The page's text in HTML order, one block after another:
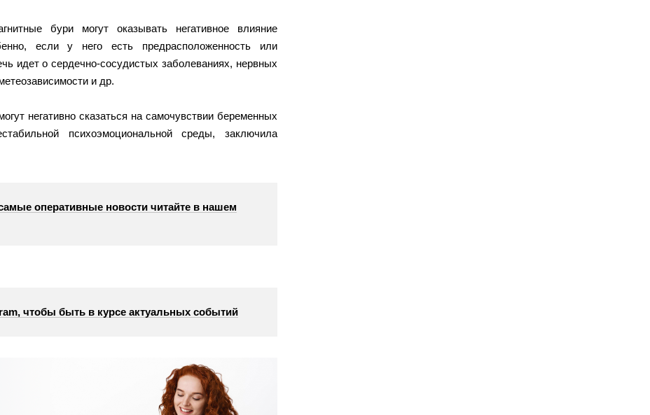
бури могут оказывать негативное влияние
если у него есть предрасположенность или
идет о сердечно-сосудистых заболеваниях, нервных
и др.
негативно сказаться на самочувствии беременных
психоэмоциональной среды, заключила
оперативные новости читайте в нашем
чтобы быть в курсе актуальных событий